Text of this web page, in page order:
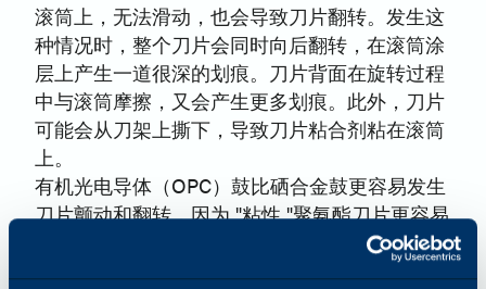
滚筒上，无法滑动，也会导致刀片翻转。发生这
种情况时，整个刀片会同时向后翻转，在滚筒涂
层上产生一道很深的划痕。刀片背面在旋转过程
中与滚筒摩擦，又会产生更多划痕。此外，刀片
可能会从刀架上撕下，导致刀片粘合剂粘在滚筒
上。
有机光电导体（OPC）鼓比硒合金鼓更容易发生
刀片颤动和翻转，因为 "粘性 "聚氨酯刀片更容易
附着在 "粘性 "OPC 表面，而不是玻璃状表面。
此外，由于 OPC 涂层比硒合金涂层更软、更易